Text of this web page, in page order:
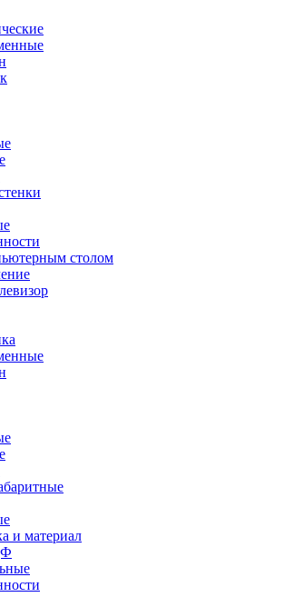
столом
и материал